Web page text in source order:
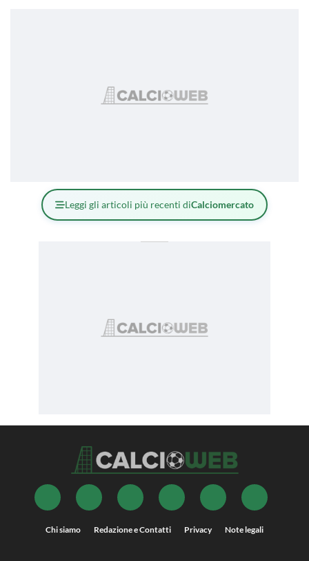
Leggi gli articoli più recenti diCalciomercato
Chi siamo Redazione e Contatti Privacy Note legali